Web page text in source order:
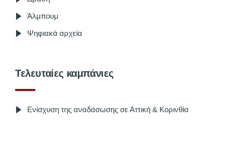
Άλμπουμ
Ψηφιακά αρχεία
Τελευταίες καμπάνιες
Ενίσχυση της αναδάσωσης σε Αττική & Κορινθία